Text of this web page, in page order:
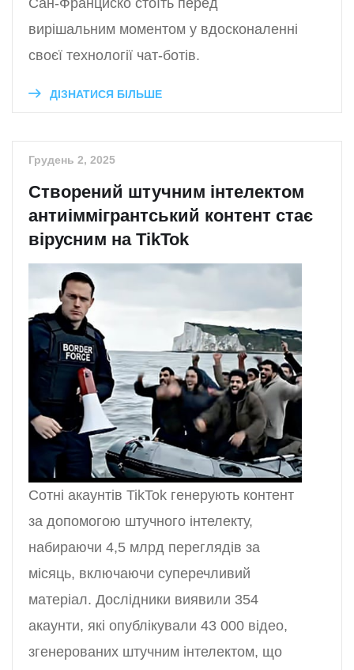
Сан-Франциско стоїть перед
вирішальним моментом у вдосконаленні
своєї технології чат-ботів.
ДІЗНАТИСЯ БІЛЬШЕ
Грудень 2, 2025
Створений штучним інтелектом
антиіммігрантський контент стає
вірусним на TikTok
Сотні акаунтів TikTok генерують контент
за допомогою штучного інтелекту,
набираючи 4,5 млрд переглядів за
місяць, включаючи суперечливий
матеріал. Дослідники виявили 354
акаунти, які опублікували 43 000 відео,
згенерованих штучним інтелектом, що